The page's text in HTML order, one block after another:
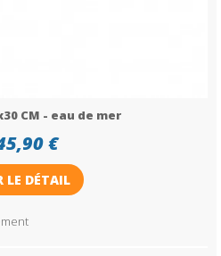
CM - eau de mer
€
LE DÉTAIL